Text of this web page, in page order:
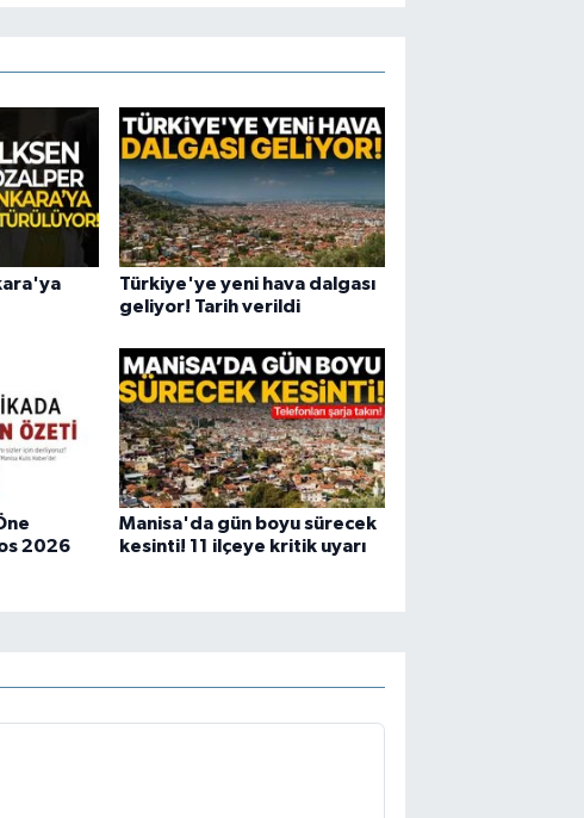
Türkiye'ye yeni hava dalgası
geliyor! Tarih verildi
2026
Manisa'da gün boyu sürecek
kesinti! 11 ilçeye kritik uyarı